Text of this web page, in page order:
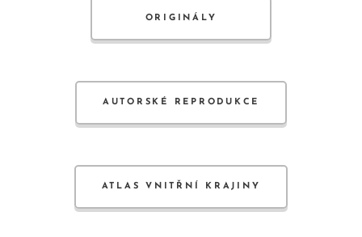
ORIGINÁLY
AUTORSKÉ REPRODUKCE
ATLAS VNITŘNÍ KRAJINY